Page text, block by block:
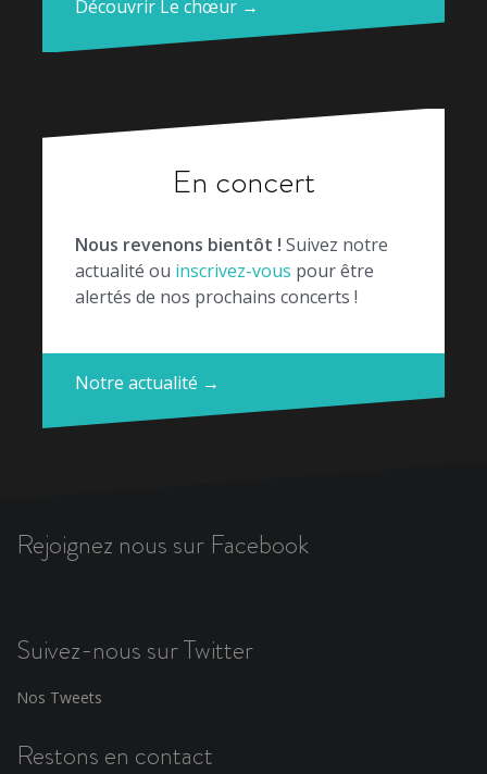
Découvrir Le chœur →
En concert
Nous revenons bientôt ! Suivez notre
actualité ou inscrivez-vous pour être
alertés de nos prochains concerts !
Notre actualité →
Rejoignez nous sur Facebook
Suivez-nous sur Twitter
Nos Tweets
Restons en contact